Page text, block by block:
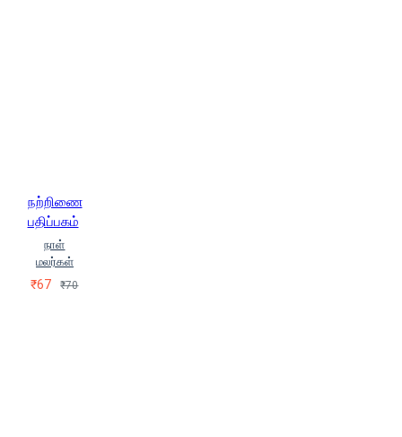
நற்றிணை
பதிப்பகம்
நாள்
மலர்கள்
₹67 ₹70